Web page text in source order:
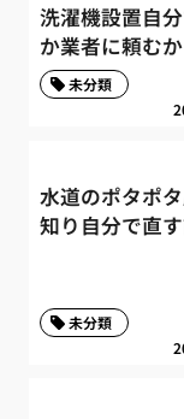
洗濯機設置自
か業者に頼むか
未分類
水道のポタポ
知り自分で直
未分類